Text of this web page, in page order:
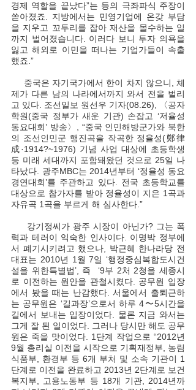
경제 역할을 끝났다”는 등의 극좌파식 주장이
쏟아졌죠. 지방에서는 민영기업에 온갖 부담
을 지우고 꼬투리를 잡아 재산을 몰수하는 일
까지 벌어졌습니다. 이러다 보니 투자 의욕을
잃고 해외로 이민을 떠나는 기업가들이 속출
했죠.”
제가 다른 남의 나라에서까지 와서 전을 벌리
고 있다. 조선일보 원선우 기자(08.26), 〈공자
학원(중국 정부가 새운 기관) 손잡고 ‘저율성
동요대회’ 방송〉, “중국 인민해방군가와 북한
의 조선인민군 행진곡을 작곡한 정율성(鄭律
成·1914?~1976) 기념 사업 대상에 초등학생
등 미래 세대까지 포함돼왔던 것으로 25일 나
타났다. 광주MBC는 2014년부터 ‘정율성 동요
경연대회’를 주관하고 있다. 전국 초등학교를
대상으로 참가자를 받아 정율성이 지은 1곡과
자유곡 1곡을 부르게 해 심사한다.”
력과 테러이 익숙한 인사이다. 이명박 정부에
서 폐기시키려고 했으나, 박근혜 한나라당 전
대표는 2010년 1월 7일 ‘행정중심복합도시건
설을 위한특별법’, 즉  ‘9부 2처 2청을 세종시
로 이전하는 원안을 관철시켰다. 공무원 입장
에서 봤을 때는 난감했다. 서울에서 출퇴근하
는 공무원은 ‘길과장’으로서 하루 4〜5시간을
길에서 보내는 입장이었다. 물론 지금 와서는
그게 잘 된 일이었다. 그러나 당시만 해도 공무
원은 죽을 맛이었다. 1단계 작업으로 “2012년
9월 총리실 이전을 시작으로 기획재정부, 농림
식품부, 환경부 등 6개 부처 및 소속 기관이 1
단계로 이전을 완료하고 2013년 2단계로 보건
복지부, 고용노동부 등 18개 기관, 2014년까